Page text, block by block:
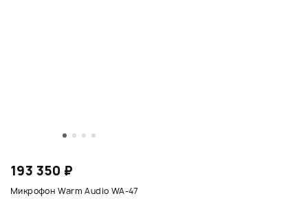
193 350 ₽
Микрофон Warm Audio WA-47